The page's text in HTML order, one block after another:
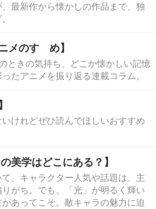
最新作から懐かしの作品まで、独
メのすゝめ】
ときの気持ち、どこか懐かしい記憶
たアニメを振り返る連載コラム。
けれどぜひ読んでほしいおすすめ
美学はどこにある？】
、キャラクター人気や話題は、主
がち。でも、「光」が明るく輝い
あってこそ。敵キャラの魅力に迫